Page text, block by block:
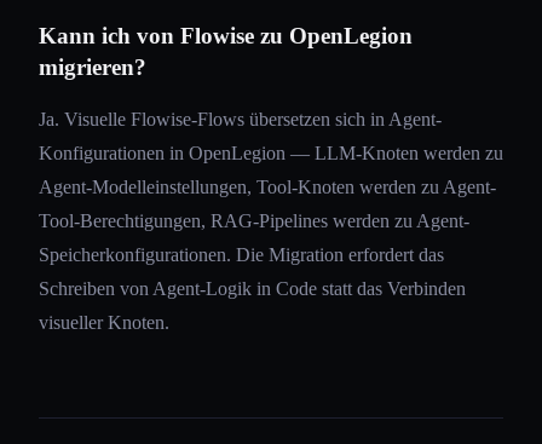
Kann ich von Flowise zu OpenLegion
migrieren?
Ja. Visuelle Flowise-Flows übersetzen sich in Agent-
Konfigurationen in OpenLegion — LLM-Knoten werden zu
Agent-Modelleinstellungen, Tool-Knoten werden zu Agent-
Tool-Berechtigungen, RAG-Pipelines werden zu Agent-
Speicherkonfigurationen. Die Migration erfordert das
Schreiben von Agent-Logik in Code statt das Verbinden
visueller Knoten.